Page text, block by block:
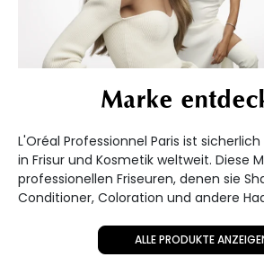
Marke
L'Oréal Professionnel Paris ist
in Frisur und Kosmetik weltweit. Diese
professionellen Friseuren, denen sie
Conditioner, Coloration und andere
ALLE PRODUKTE